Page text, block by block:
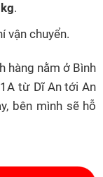
.
vận chuyển.
hàng nằm ở Bình
từ Dĩ An tới An
bên mình sẽ hỗ